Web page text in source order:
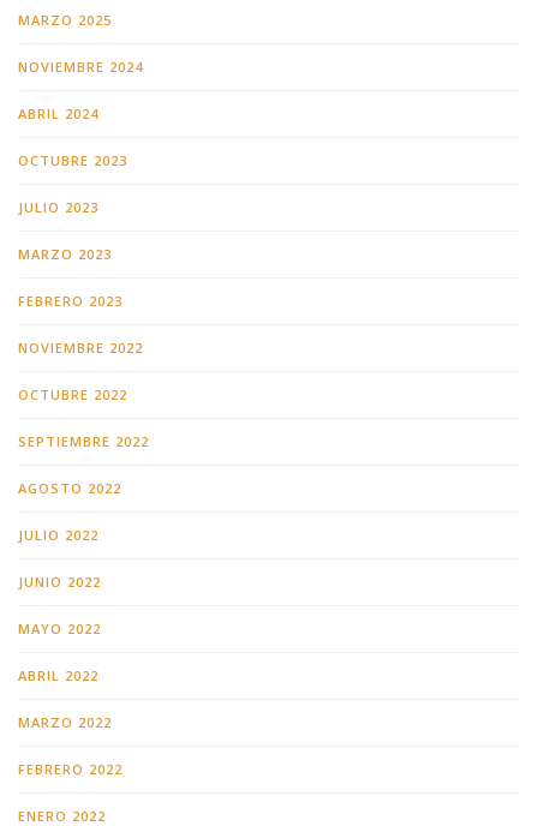
MARZO 2025
NOVIEMBRE 2024
ABRIL 2024
OCTUBRE 2023
JULIO 2023
MARZO 2023
FEBRERO 2023
NOVIEMBRE 2022
OCTUBRE 2022
SEPTIEMBRE 2022
AGOSTO 2022
JULIO 2022
JUNIO 2022
MAYO 2022
ABRIL 2022
MARZO 2022
FEBRERO 2022
ENERO 2022